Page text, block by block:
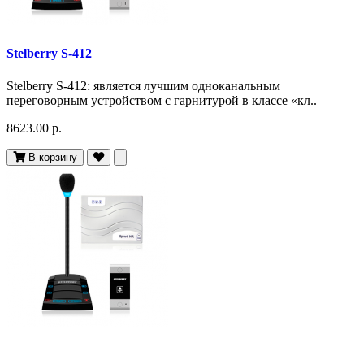
Stelberry S-412
Stelberry S-412: является лучшим одноканальным
переговорным устройством с гарнитурой в классе «кл..
8623.00 р.
В корзину